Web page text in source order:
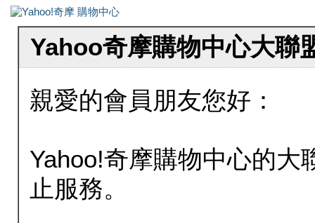
Yahoo奇摩購物中心大聯
親愛的會員朋友您好：
Yahoo!奇摩購物中心的大
止服務。